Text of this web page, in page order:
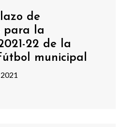
de
para la
22 de la
municipal